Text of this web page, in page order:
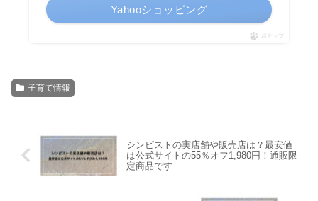
Yahooショッピング
ポチップ
子育て情報
シンピストの実店舗や販売店は？最安値
は公式サイトの55％オフ1,980円！通販限
定商品です